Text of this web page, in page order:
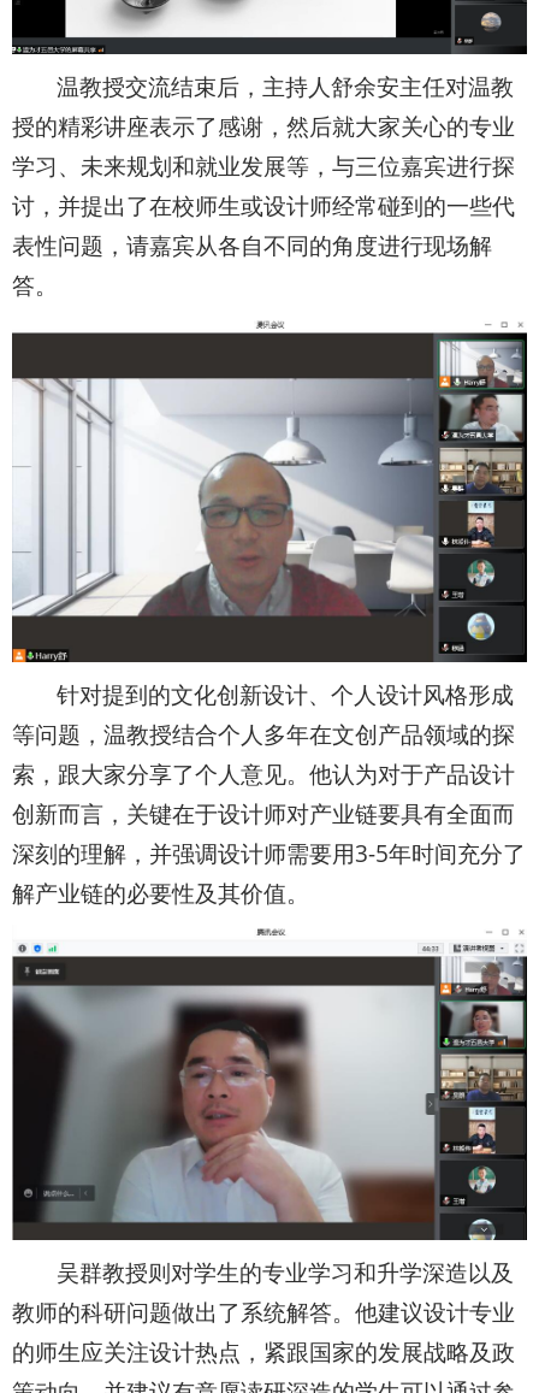
温教授交流结束后，主持人舒余安主任对温教
授的精彩讲座表示了感谢，然后就大家关心的专业
学习、未来规划和就业发展等，与三位嘉宾进行探
讨，并提出了在校师生或设计师经常碰到的一些代
表性问题，请嘉宾从各自不同的角度进行现场解
答。
针对提到的文化创新设计、个人设计风格形成
等问题，温教授结合个人多年在文创产品领域的探
索，跟大家分享了个人意见。他认为对于产品设计
创新而言，关键在于设计师对产业链要具有全面而
深刻的理解，并强调设计师需要用3-5年时间充分了
解产业链的必要性及其价值。
吴群教授则对学生的专业学习和升学深造以及
教师的科研问题做出了系统解答。他建议设计专业
的师生应关注设计热点，紧跟国家的发展战略及政